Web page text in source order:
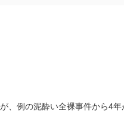
、例の泥酔い全裸事件から4年